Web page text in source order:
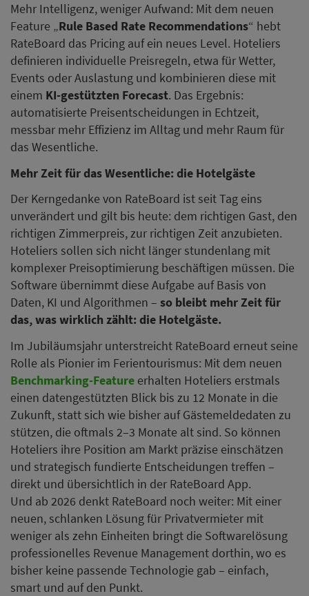
Mehr Intelligenz, weniger Aufwand: Mit dem neuen
Feature „Rule Based Rate Recommendations“ hebt
RateBoard das Pricing auf ein neues Level. Hoteliers
definieren individuelle Preisregeln, etwa für Wetter,
Events oder Auslastung und kombinieren diese mit
einem KI-gestützten Forecast. Das Ergebnis:
automatisierte Preisentscheidungen in Echtzeit,
messbar mehr Effizienz im Alltag und mehr Raum für
das Wesentliche.
Mehr Zeit für das Wesentliche: die Hotelgäste
Der Kerngedanke von RateBoard ist seit Tag eins
unverändert und gilt bis heute: dem richtigen Gast, den
richtigen Zimmerpreis, zur richtigen Zeit anzubieten.
Hoteliers sollen sich nicht länger stundenlang mit
komplexer Preisoptimierung beschäftigen müssen. Die
Software übernimmt diese Aufgabe auf Basis von
Daten, KI und Algorithmen – so bleibt mehr Zeit für
das, was wirklich zählt: die Hotelgäste.
Im Jubiläumsjahr unterstreicht RateBoard erneut seine
Rolle als Pionier im Ferientourismus: Mit dem neuen
Benchmarking-Feature erhalten Hoteliers erstmals
einen datengestützten Blick bis zu 12 Monate in die
Zukunft, statt sich wie bisher auf Gästemeldedaten zu
stützen, die oftmals 2–3 Monate alt sind. So können
Hoteliers ihre Position am Markt präzise einschätzen
und strategisch fundierte Entscheidungen treffen –
direkt und übersichtlich in der RateBoard App.
Und ab 2026 denkt RateBoard noch weiter: Mit einer
neuen, schlanken Lösung für Privatvermieter mit
weniger als zehn Einheiten bringt die Softwarelösung
professionelles Revenue Management dorthin, wo es
bisher keine passende Technologie gab – einfach,
smart und auf den Punkt.